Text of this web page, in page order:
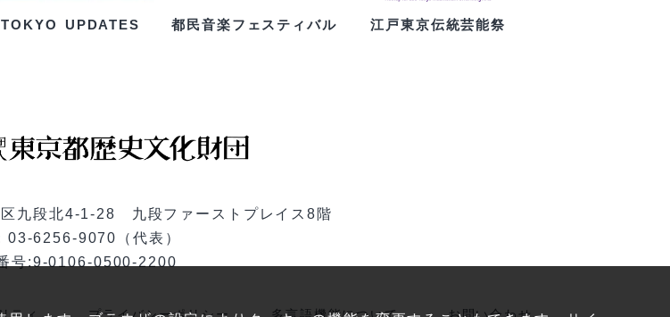
TOKYO UPDATES 都民音楽フェスティバル 江戸東京伝統芸能祭
九段北4-1-28 九段ファーストプレイス8階
03-6256-9070（代表）
号:9-0106-0500-2200